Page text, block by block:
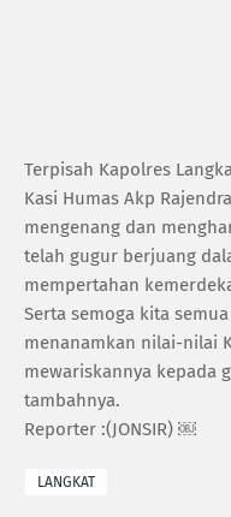
Terpisah Kapolres
Kasi Humas Akp
mengenang dan
telah gugur berjuang
mempertahan
Serta semoga kita
menanamkan nilai-nilai
mewariskannya kepada
tambahnya.
Reporter :(JONSIR) ￼
LANGKAT